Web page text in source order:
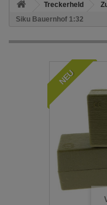
Treckerheld
Siku Bauernhof 1:32
NEU